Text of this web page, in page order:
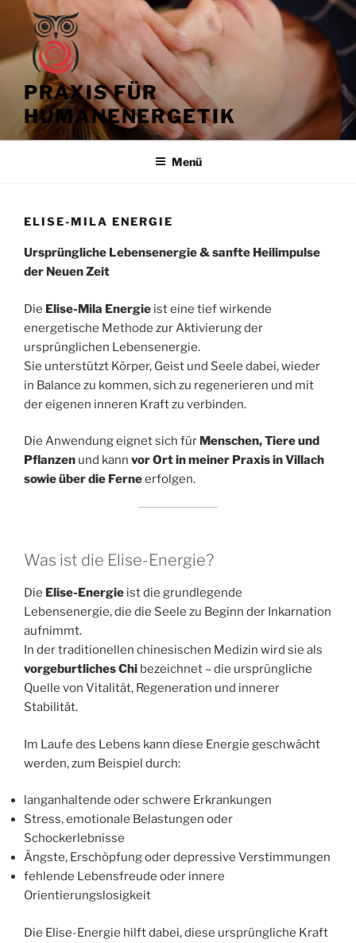
springen
PRAXIS FÜR
HUMANENERGETIK
Menü
ELISE-MILA ENERGIE
Ursprüngliche Lebensenergie & sanfte Heilimpulse
der Neuen Zeit
Die Elise-Mila Energie ist eine tief wirkende
energetische Methode zur Aktivierung der
ursprünglichen Lebensenergie.
Sie unterstützt Körper, Geist und Seele dabei, wieder
in Balance zu kommen, sich zu regenerieren und mit
der eigenen inneren Kraft zu verbinden.
Die Anwendung eignet sich für Menschen, Tiere und
Pflanzen und kann vor Ort in meiner Praxis in Villach
sowie über die Ferneerfolgen.
Was ist die Elise-Energie?
Die Elise-Energie ist die grundlegende
Lebensenergie, die die Seele zu Beginn der Inkarnation
aufnimmt.
In der traditionellen chinesischen Medizin wird sie als
vorgeburtliches Chi bezeichnet – die ursprüngliche
Quelle von Vitalität, Regeneration und innerer
Stabilität.
Im Laufe des Lebens kann diese Energie geschwächt
werden, zum Beispiel durch:
langanhaltende oder schwere Erkrankungen
Stress, emotionale Belastungen oder
Schockerlebnisse
Ängste, Erschöpfung oder depressive Verstimmungen
fehlende Lebensfreude oder innere
Orientierungslosigkeit
Die Elise-Energie hilft dabei, diese ursprüngliche Kraft